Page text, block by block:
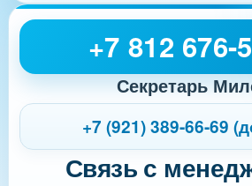
+7 812 676-
Секретарь
+7 (921) 389-66-69
Связь с